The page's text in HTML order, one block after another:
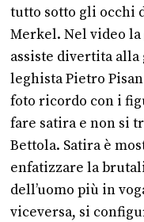
tutto sotto gli occhi
Merkel. Nel video
assiste divertita alla
leghista Pietro
foto ricordo con i
fare satira e non si
Bettola. Satira è
enfatizzare la
dell’uomo più in
viceversa, si